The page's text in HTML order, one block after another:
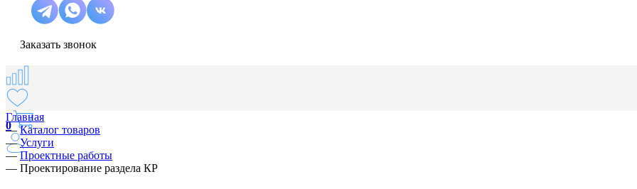
Заказать звонок
0
Главная
—Каталог товаров
—Услуги
—Проектные работы
— Проектирование раздела КР